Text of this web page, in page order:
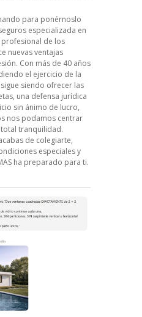
para ponérnoslo
especializada en
de los
nuevas ventajas
Con más de 40 años
el ejercicio de la
siendo ofrecer las
una defensa jurídica
sin ánimo de lucro,
nos podamos centrar
tranquilidad.
de colegiarte,
especiales y
ha preparado para ti.